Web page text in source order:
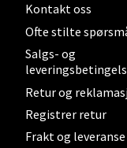
Kontakt oss
Ofte stilte
Salgs- og
Retur og
Registrer retur
Frakt og leveranse
Strandtorget,
Åpent i dag 09-